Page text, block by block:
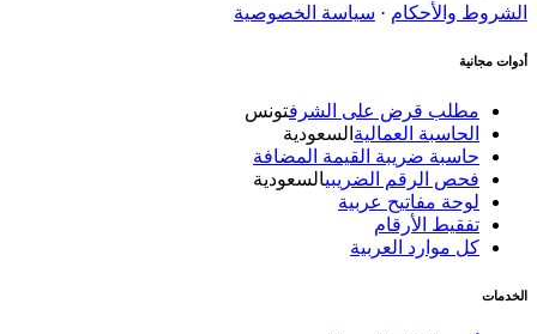
الشروط والأحكام· سياسة الخصوصية
أدوات مجانية
مطلب قرض على الشرف تونس
الحاسبة العماليةالسعودية
حاسبة ضريبة القيمة المضافة
فحص الرقم الضريبيالسعودية
لوحة مفاتيح عربية
تفقيط الأرقام
كل موارد العربية
الخدمات